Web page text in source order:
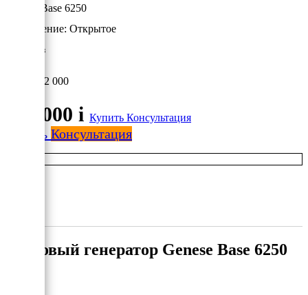
Genese Base 6250
Исполнение: Открытое
5 кВт/Газ
122 000
122 000 i Купить Консультация
Купить Консультация
Газовый генератор Genese Base 6250